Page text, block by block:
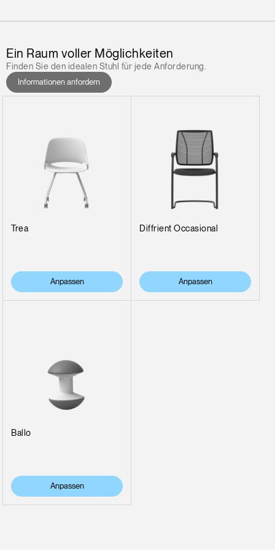
Wähle deinen Standort
anmelden
Ein Raum voller Möglichkeiten
Finden Sie den idealen Stuhl für jede Anforderung.
Informationen anfordern
Trea
Anpassen
Diffrient Occasional
Anpassen
Ballo
Anpassen